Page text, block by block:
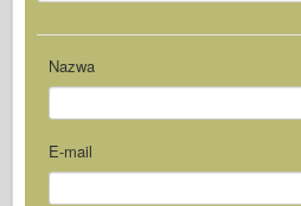
Nazwa
E-mail